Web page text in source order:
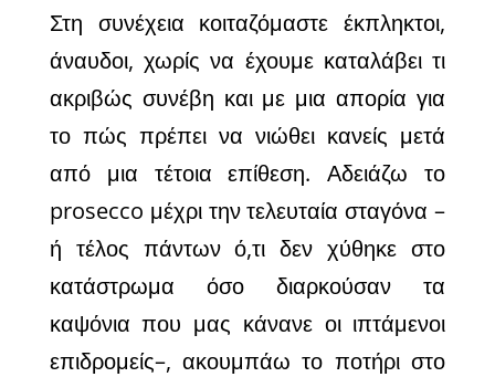
Στη συνέχεια κοιταζόμαστε έκπληκτοι,
άναυδοι, χωρίς να έχουμε καταλάβει τι
ακριβώς συνέβη και με μια απορία για
το πώς πρέπει να νιώθει κανείς μετά
από μια τέτοια επίθεση. Αδειάζω το
prosecco μέχρι την τελευταία σταγόνα –
ή τέλος πάντων ό,τι δεν χύθηκε στο
κατάστρωμα όσο διαρκούσαν τα
καψόνια που μας κάνανε οι ιπτάμενοι
επιδρομείς–, ακουμπάω το ποτήρι στο